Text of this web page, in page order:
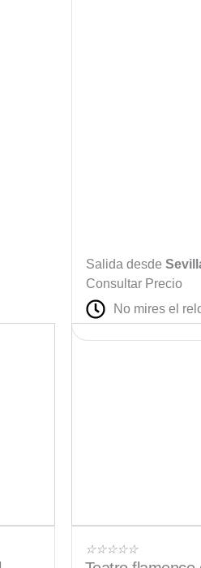
Salida desde
Consultar Precio
No mires el
☆☆☆☆☆Valorado